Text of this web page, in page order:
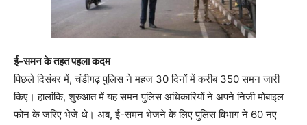
ई-समन के तहत पहला कदम
पिछले दिसंबर में, चंडीगढ़ पुलिस ने महज 30 दिनों में करीब 350 समन जारी
किए। हालांकि, शुरुआत में यह समन पुलिस अधिकारियों ने अपने निजी मोबाइल
फोन के जरिए भेजे थे। अब, ई-समन भेजने के लिए पुलिस विभाग ने 60 नए